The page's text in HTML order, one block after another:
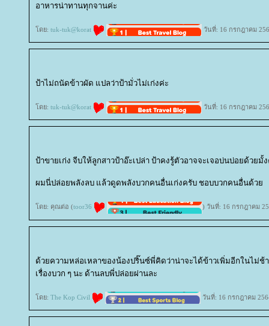
อาหารน่าทานทุกจานค่ะ
ดย: tuk-tuk@korat วันที่: 16 กรกฎาคม
ป้าไม่ถนัดข้าวผัด แปลว่าป้ามั่วไม่เก่งค่ะ
ดย: tuk-tuk@korat วันที่: 16 กรกฎาคม
ป้าขายเก่ง จีบให้ลูกสาวป้าอ๊ะเปล่า ป้าคงรู้ตัวอาจจะเจอบ่นบ่อยด้วยมั้
ผมนี่ปล่อยพลังลบ แล้วดูดพลังบวกคนอื่นเก่งครับ ชอบบวกคนอื่นด้ว
ดย: คุณต่อ (toor36 ) วันที่: 16 กรกฎาคม
ด้วยความหล่อเหลาของน้องปริ๊นซ์พี่คิดว่าน่าจะได้ข้าวเพิ่มอีกในไม่ช้
เรื่องบวก ๆ นะ ด้านลบพี่ปล่อยผ่านละ
ดย: The Kop Civil วันที่: 16 กรกฎาคม